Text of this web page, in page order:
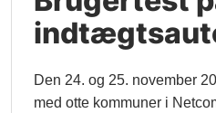
Den 24. og 25. november
med otte kommuner i